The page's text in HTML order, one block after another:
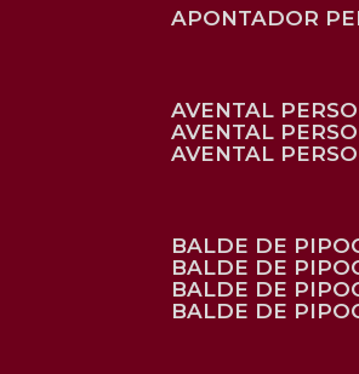
APONTADOR
AVENTAL
AVENTAL
AVENTAL
BALDE DE
BALDE DE
BALDE DE
BALDE DE